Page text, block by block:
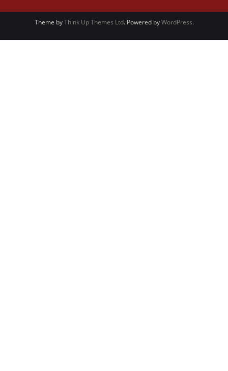
Theme byThink Up Themes Ltd. Powered byWordPress.